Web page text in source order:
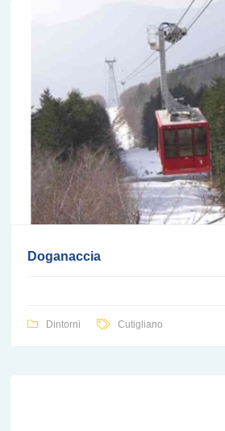
Doganaccia
Dintorni Cutigliano